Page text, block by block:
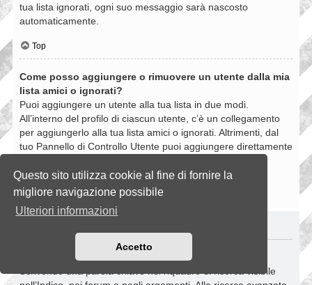
Questo sito utilizza cookie al fine di fornire la
migliore navigazione possibile
Ulteriori informazioni
Accetto
tua lista ignorati, ogni suo messaggio sarà nascosto
automaticamente.
Top
Come posso aggiungere o rimuovere un utente dalla mia
lista amici o ignorati?
Puoi aggiungere un utente alla tua lista in due modi.
All’interno del profilo di ciascun utente, c’è un collegamento
per aggiungerlo alla tua lista amici o ignorati. Altrimenti, dal
tuo Pannello di Controllo Utente puoi aggiungere direttamente
rimuovere un utente dalla lista dalla stessa pagina.
Top
Come si fanno le ricerche nella Board?
Scrivendo una parola chiave nel riquadro di ricerca visibile